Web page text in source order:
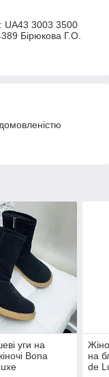
UA43 3003 3500
Бірюкова Г.О.
уги на
Bona
на
de